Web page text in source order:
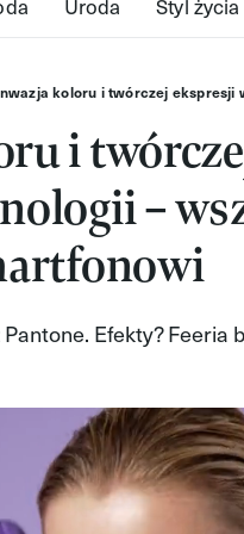
koloru i twórczej ekspresji
i
–
Pantone. Efekty?